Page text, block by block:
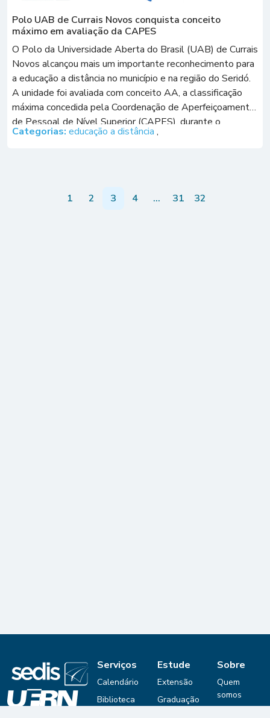
Polo UAB de Currais Novos conquista conceito
máximo em avaliação da CAPES
O Polo da Universidade Aberta do Brasil (UAB) de Currais
Novos alcançou mais um importante reconhecimento para
a educação a distância no município e na região do Seridó.
A unidade foi avaliada com conceito AA, a classificação
máxima concedida pela Coordenação de Aperfeiçoamento
de Pessoal de Nível Superior (CAPES), durante o
processo anual de monitoramento […]
Categorias: educação a distância ,
1 2 3 4 … 31 32
Serviços
Calendário
Biblioteca
Estude
Extensão
Graduação
Sobre
Quem
somos